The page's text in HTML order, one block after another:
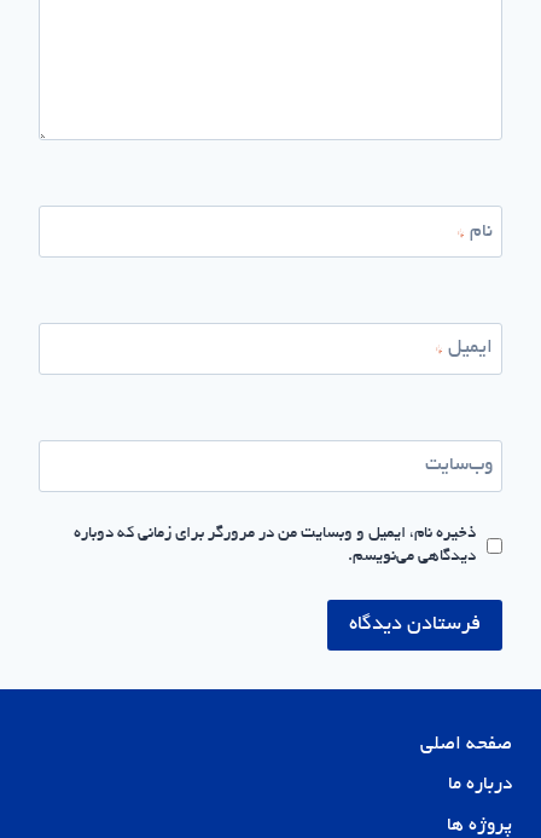
نام *
ایمیل *
وب‌سایت
ذخیره نام، ایمیل و وبسایت من در مرورگر برای زمانی که دوباره
دیدگاهی می‌نویسم.
صفحه اصلی
درباره ما
پروژه ها